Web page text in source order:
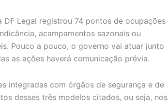
Legal registrou 74 pontos de ocupações
acampamentos sazonais ou
Pouco a pouco, o governo vai atuar junto
as ações haverá comunicação prévia.
integradas com órgãos de segurança e de
desses três modelos citados, ou seja, nos